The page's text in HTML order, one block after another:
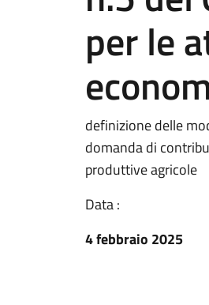
per le
definizione delle
domanda di
produttive agricole
Data :
4 febbraio 2025